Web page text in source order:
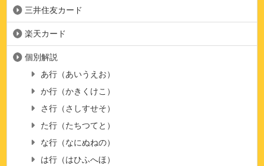
三井住友カード
楽天カード
個別解説
あ行（あいうえお）
か行（かきくけこ）
さ行（さしすせそ）
た行（たちつてと）
な行（なにぬねの）
は行（はひふへほ）